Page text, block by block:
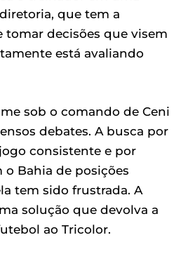
que tem a
tomar decisões que visem
está avaliando
sob o comando de Ceni
debates. A busca por
consistente e por
Bahia de posições
tem sido frustrada. A
solução que devolva a
ao Tricolor.